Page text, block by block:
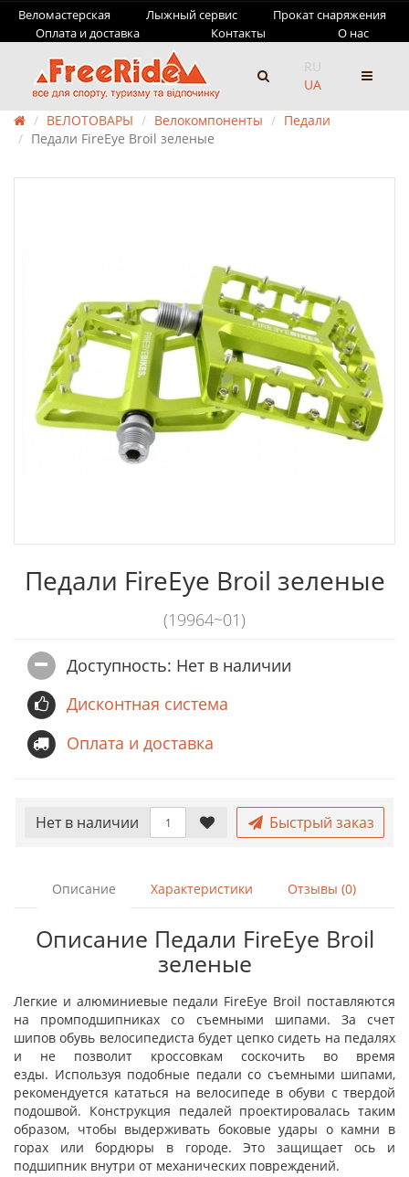
Веломастерская Лыжный сервис
Прокат снаряжения
Оплата и доставка
Контакты О нас
RU
UA
ВЕЛОТОВАРЫ Велокомпоненты
Педали
Педали FireEye Broil зеленые
Педали FireEye Broil зеленые
(19964~01)
Доступность: Нет в наличии
Дисконтная система
Оплата и доставка
Нет в наличии Быстрый заказ
Описание Характеристики Отзывы (0)
Описание Педали FireEye Broil
зеленые
Легкие и алюминиевые педали FireEye Broil поставляются
на промподшипниках со съемными шипами. За счет
шипов обувь велосипедиста будет цепко сидеть на педалях
и не позволит кроссовкам соскочить во время
езды. Используя подобные педали со съемными шипами,
рекомендуется кататься на велосипеде в обуви с твердой
подошвой. Конструкция педалей проектировалась таким
образом, чтобы выдерживать боковые удары о камни в
горах или бордюры в городе. Это защищает ось и
подшипник внутри от механических повреждений.